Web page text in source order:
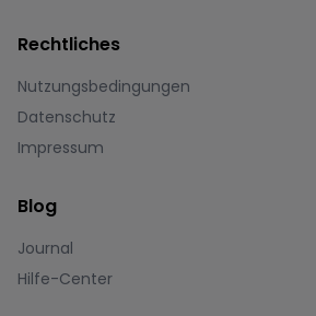
Rechtliches
Nutzungsbedingungen
Datenschutz
Impressum
Blog
Journal
Hilfe-Center